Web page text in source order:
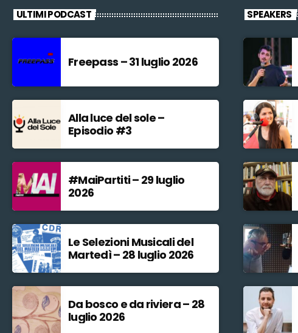
ULTIMI PODCAST
Freepass – 31 luglio 2026
Alla luce del sole –
Episodio #3
#MaiPartiti – 29 luglio
2026
Le Selezioni Musicali del
Martedì – 28 luglio 2026
Da bosco e da riviera – 28
luglio 2026
SPEAKERS